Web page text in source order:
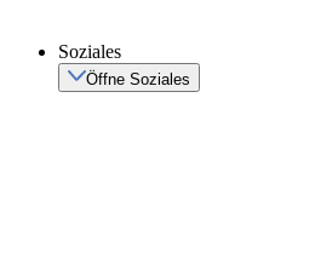
Soziales
Öffne Soziales